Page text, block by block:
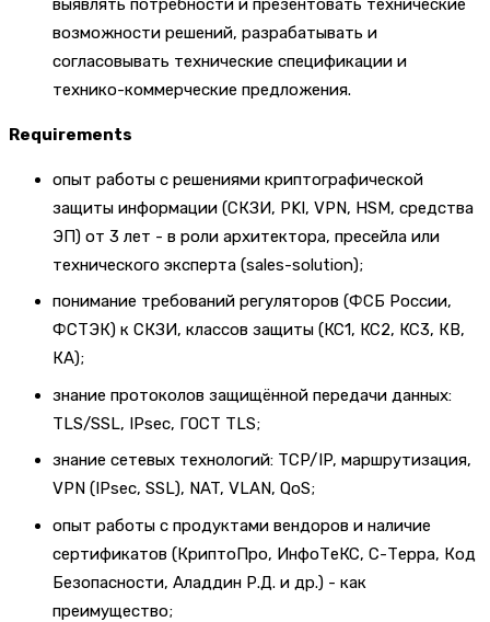
выявлять потребности и презентовать технические
возможности решений, разрабатывать и
согласовывать технические спецификации и
технико-коммерческие предложения.
Requirements
опыт работы с решениями криптографической
защиты информации (СКЗИ, PKI, VPN, HSM, средства
ЭП) от 3 лет - в роли архитектора, пресейла или
технического эксперта (sales-solution);
понимание требований регуляторов (ФСБ России,
ФСТЭК) к СКЗИ, классов защиты (КС1, КС2, КС3, КВ,
КА);
знание протоколов защищённой передачи данных:
TLS/SSL, IPsec, ГОСТ TLS;
знание сетевых технологий: TCP/IP, маршрутизация,
VPN (IPsec, SSL), NAT, VLAN, QoS;
опыт работы с продуктами вендоров и наличие
сертификатов (КриптоПро, ИнфоТеКС, С-Терра, Код
Безопасности, Аладдин Р.Д. и др.) - как
преимущество;